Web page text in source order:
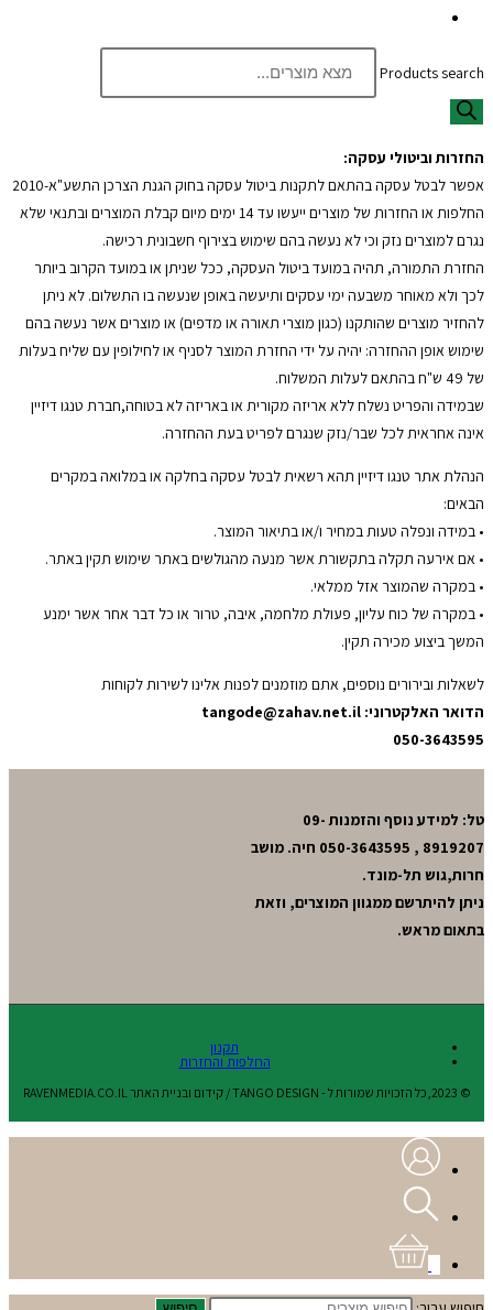
Products search
החזרות וביטולי עסקה:
אפשר לבטל עסקה בהתאם לתקנות ביטול עסקה בחוק הגנת הצרכן התשע"א-2010
החלפות או החזרות של מוצרים ייעשו עד 14 ימים מיום קבלת המוצרים ובתנאי שלא
נגרם למוצרים נזק וכי לא נעשה בהם שימוש בצירוף חשבונית רכישה.
החזרת התמורה, תהיה במועד ביטול העסקה, ככל שניתן או במועד הקרוב ביותר
לכך ולא מאוחר משבעה ימי עסקים ותיעשה באופן שנעשה בו התשלום. לא ניתן
להחזיר מוצרים שהותקנו (כגון מוצרי תאורה או מדפים) או מוצרים אשר נעשה בהם
שימוש אופן ההחזרה: יהיה על ידי החזרת המוצר לסניף או לחילופין עם שליח בעלות
של 49 ש"ח בהתאם לעלות המשלוח.
שבמידה והפריט נשלח ללא אריזה מקורית או באריזה לא בטוחה,חברת טנגו דיזיין
אינה אחראית לכל שבר/נזק שנגרם לפריט בעת ההחזרה.
הנהלת אתר טנגו דיזיין תהא רשאית לבטל עסקה בחלקה או במלואה במקרים
הבאים:
• במידה ונפלה טעות במחיר ו/או בתיאור המוצר.
• אם אירעה תקלה בתקשורת אשר מנעה מהגולשים באתר שימוש תקין באתר.
• במקרה שהמוצר אזל ממלאי.
• במקרה של כוח עליון, פעולת מלחמה, איבה, טרור או כל דבר אחר אשר ימנע
המשך ביצוע מכירה תקין.
לשאלות ובירורים נוספים, אתם מוזמנים לפנות אלינו לשירות לקוחות
הדואר האלקטרוני: tangode@zahav.net.il
050-3643595
טל: למידע נוסף והזמנות 09-
8919207 , 050-3643595 חיה. מושב
חרות,גוש תל-מונד.
ניתן להיתרשם ממגוון המוצרים, וזאת
בתאום מראש.
תקנון
החלפות והחזרות
© 2023,כל הזכויות שמורות ל - TANGO DESIGN / קידום ובניית האתר RAVENMEDIA.CO.IL